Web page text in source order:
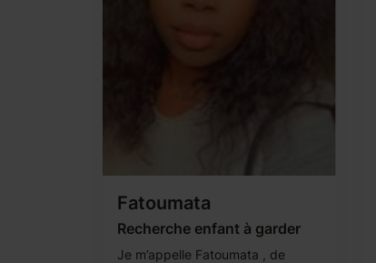
Fatoumata
Recherche enfant à garder
Je m’appelle Fatoumata , de